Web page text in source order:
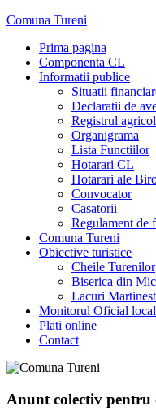
Skip
content
Comuna Tureni
Prima pagina
Componenta CL
Informatii publice
Situatii
Declaratii de
Registrul agricol
Organigrama
Lista Functiilor
Hotarari CL
Hotarari ale
Convocator
Casatorii
Regulament de
Comuna Tureni
Obiective turistice
Cheile Turenilor
Biserica din
Lacuri
Monitorul Oficial local
Plati online
Contact
Anunt colectiv